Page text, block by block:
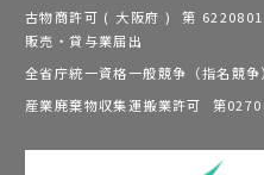
古物商許可 ( 大阪府 ) 第
販売・貸与業届出
全省庁統一資格一般競争（指名競
産業廃棄物収集運搬業許可 第